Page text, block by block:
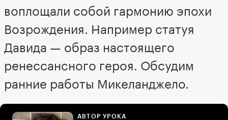
воплощали собой гармонию эпохи
Возрождения. Например статуя
Давида — образ настоящего
ренессансного героя. Обсудим
ранние работы Микеланджело.
АВТОР УРОКА